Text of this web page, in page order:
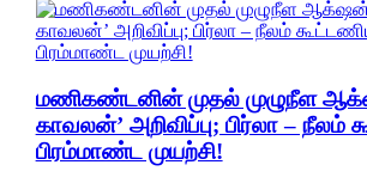
மணிகண்டனின் முதல் முழுநீள
காவலன்’ அறிவிப்பு; பிர்லா – நீலம்
பிரம்மாண்ட முயற்சி!